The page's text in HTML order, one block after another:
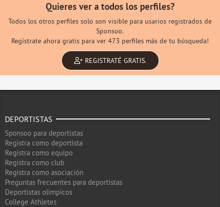
Quieres ver a todos los perfiles?
Todos los otros perfiles solo son visible para usarios registrados de
Sponsoo.
Regístrate ahora gratis para ver 473 perfiles más de tu búsqueda!
REGISTRATÉ GRATIS.
DEPORTISTAS
Sponsoo para deportistas
Registra como deportista
Registra como equipo
Registra como club
Registra como asociación
Preguntas frecuentes para deportistas
Deportistas olimpicos
College Athletes